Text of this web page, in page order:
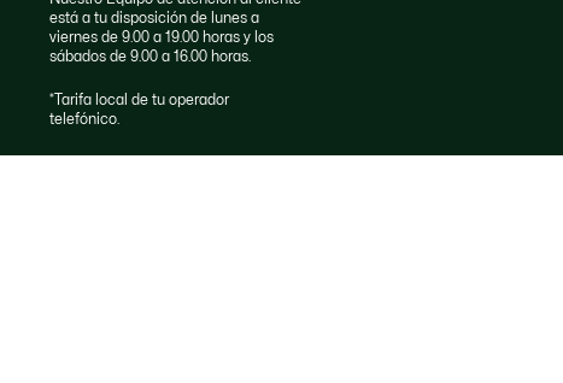
está a tu disposición de lunes a
viernes de 9.00 a 19.00 horas y los
sábados de 9.00 a 16.00 horas.
*Tarifa local de tu operador
telefónico.